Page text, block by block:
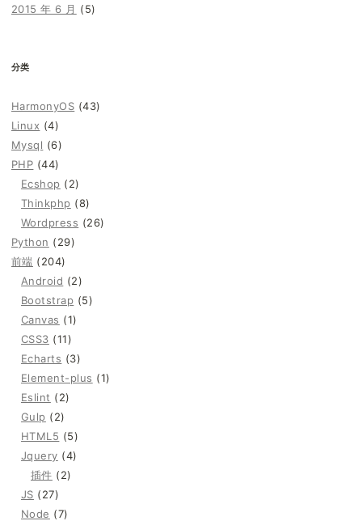
2015 年 6 月 (5)
分类
HarmonyOS (43)
Linux (4)
Mysql (6)
PHP (44)
Ecshop (2)
Thinkphp (8)
Wordpress (26)
Python (29)
前端 (204)
Android (2)
Bootstrap (5)
Canvas (1)
CSS3 (11)
Echarts (3)
Element-plus (1)
Eslint (2)
Gulp (2)
HTML5 (5)
Jquery (4)
插件 (2)
JS (27)
Node (7)